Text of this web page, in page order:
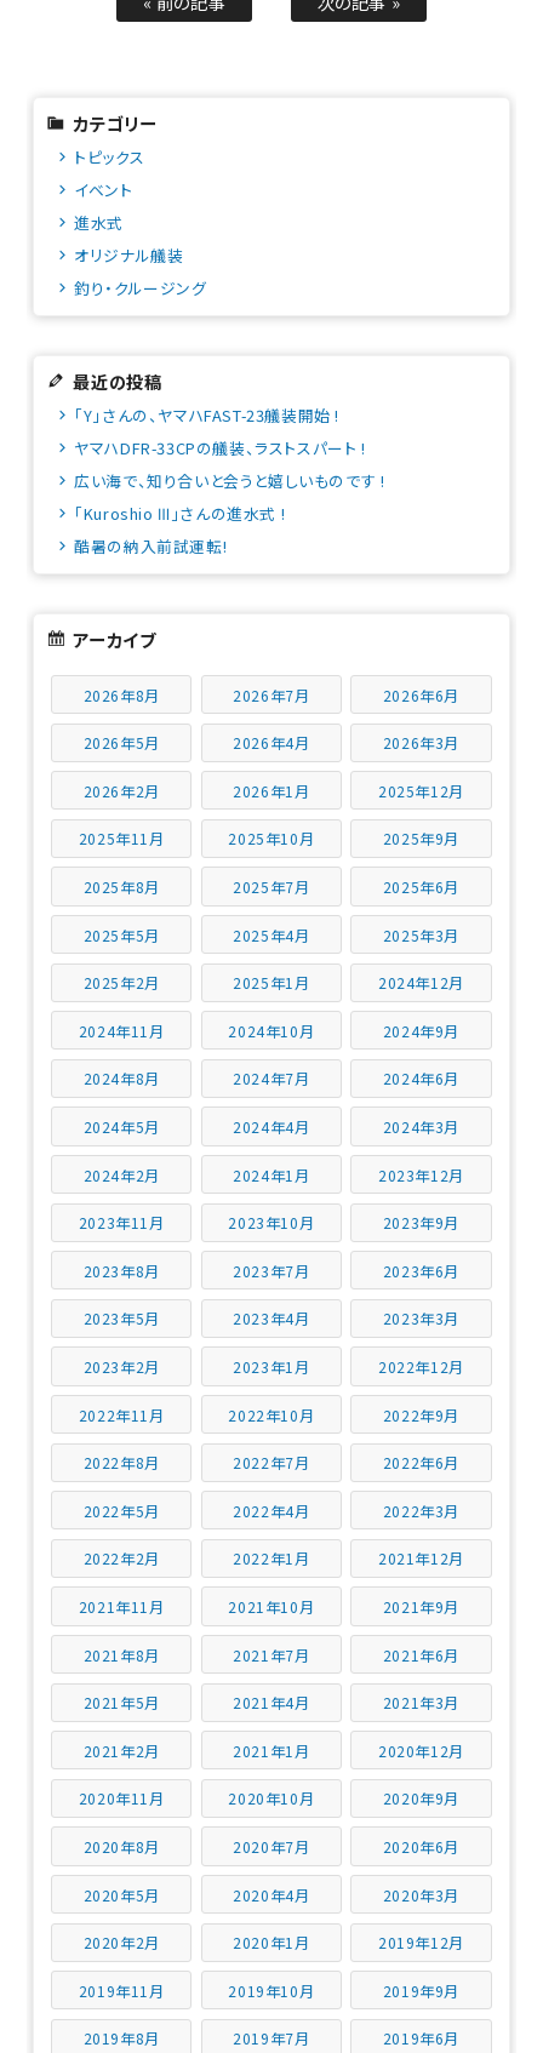
カテゴリー
トピックス
イベント
進水式
オリジナル艤装
釣り・クルージング
最近の投稿
「Y」さんの、ヤマハFAST-23艤装開始 !
ヤマハDFR-33CPの艤装、ラストスパート !
広い海で、知り合いと会うと嬉しいものです !
「Kuroshio Ⅲ」さんの進水式 !
酷暑の納入前試運転!
アーカイブ
2026年8月 2026年7月 2026年6月
2026年5月 2026年4月 2026年3月
2026年2月 2026年1月 2025年12月
2025年11月 2025年10月 2025年9月
2025年8月 2025年7月 2025年6月
2025年5月 2025年4月 2025年3月
2025年2月 2025年1月 2024年12月
2024年11月 2024年10月 2024年9月
2024年8月 2024年7月 2024年6月
2024年5月 2024年4月 2024年3月
2024年2月 2024年1月 2023年12月
2023年11月 2023年10月 2023年9月
2023年8月 2023年7月 2023年6月
2023年5月 2023年4月 2023年3月
2023年2月 2023年1月 2022年12月
2022年11月 2022年10月 2022年9月
2022年8月 2022年7月 2022年6月
2022年5月 2022年4月 2022年3月
2022年2月 2022年1月 2021年12月
2021年11月 2021年10月 2021年9月
2021年8月 2021年7月 2021年6月
2021年5月 2021年4月 2021年3月
2021年2月 2021年1月 2020年12月
2020年11月 2020年10月 2020年9月
2020年8月 2020年7月 2020年6月
2020年5月 2020年4月 2020年3月
2020年2月 2020年1月 2019年12月
2019年11月 2019年10月 2019年9月
2019年8月 2019年7月 2019年6月